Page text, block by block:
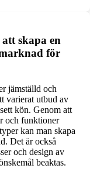
skapa en
för
jämställd och
varierat utbud av
kön. Genom att
och funktioner
kan man skapa
Det är också
och design av
beaktas.